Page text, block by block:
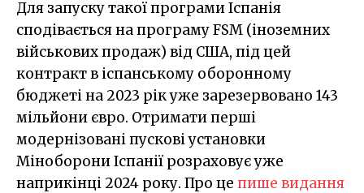
Для запуску такої програми Іспанія
сподівається на програму FSM (іноземних
військових продаж) від США, під цей
контракт в іспанському оборонному
бюджеті на 2023 рік уже зарезервовано 143
мільйони євро. Отримати перші
модернізовані пускові установки
Міноборони Іспанії розраховує уже
наприкінці 2024 року. Про це пише видання